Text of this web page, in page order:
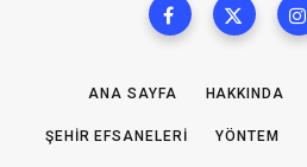
ANA SAYFA HAKKINDA
ŞEHIR EFSANELERI YÖNTEM